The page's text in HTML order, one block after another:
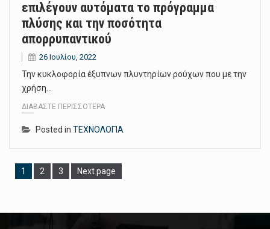
επιλέγουν αυτόματα το πρόγραμμα
πλύσης και την ποσότητα
απορρυπαντικού
26 Ιουλίου, 2022
Την κυκλοφορία έξυπνων πλυντηρίων ρούχων που με την
χρήση…
ΔΙΑΒΆΣΤΕ ΠΕΡΙΣΣΌΤΕΡΑ
Posted in ΤΕΧΝΟΛΟΓΙΑ
Page
1 Page
2 Page
3 Next page